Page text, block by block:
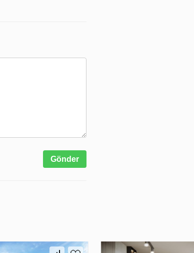
Gönder